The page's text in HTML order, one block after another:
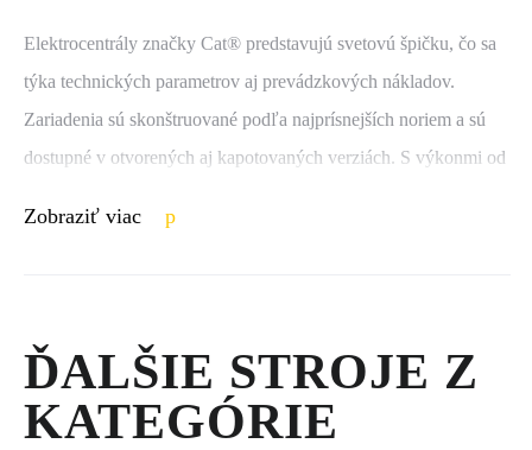
Elektrocentrály značky Cat® predstavujú svetovú špičku, čo sa
týka technických parametrov aj prevádzkových nákladov.
Zariadenia sú skonštruované podľa najprísnejších noriem a sú
dostupné v otvorených aj kapotovaných verziách. S výkonmi od
dátových centrách, priemysle, poľnohospodárstve a inde.
by výpadok spôsobil materiálne škody alebo ohrozenie zdravia.
Zobraziť viac
ĎALŠIE STROJE Z
KATEGÓRIE